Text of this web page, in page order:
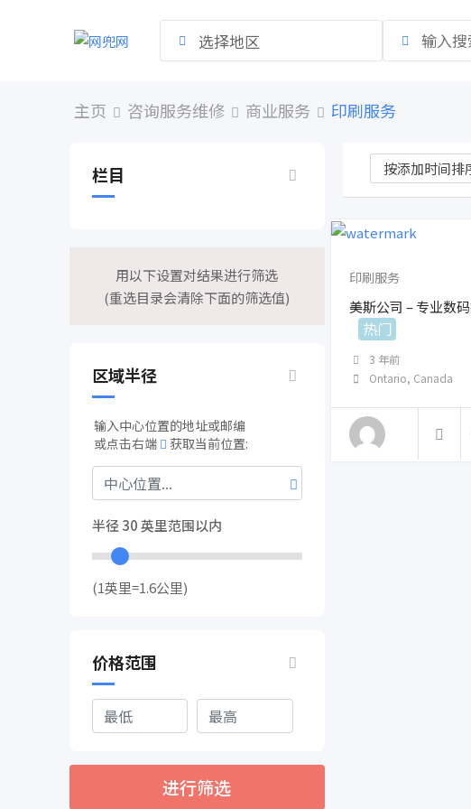
选择地区
主页 咨询服务维修 商业服务 印刷服务
栏目
用以下设置对结果进行筛选
(重选目录会清除下面的筛选值)
区域半径
输入中心位置的地址或邮编
或点击右端
获取当前位置:
半径30英里范围以内
(1英里=1.6公里)
价格范围
进行筛选
印刷服务
美斯公司 – 专业数
热门
3 年前
Ontario, Canada